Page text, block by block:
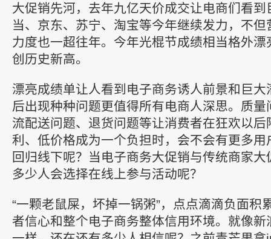
大促销先河，去年九亿天价成交让电商们看
当、京东、苏宁、淘宝等今年继续发力，不
力度也一超往年。今年光棍节成绩相当格外
创历史新高。
漂亮成绩单让人看到电子商务诱人前景和巨
后出现种种问题更值得所有电商人深思。质
流配送问题、退货问题等让消费者在狂欢以
利、低价格成为一个负担时，会不会有更多
回归线下呢？当电子商务大促销与传统商家
多少人会选择在线上参与活动呢？
“一颗老鼠屎，坏掉一锅粥”，点点滴滴负面积
者信心和整个电子商务整体信用环境。就像